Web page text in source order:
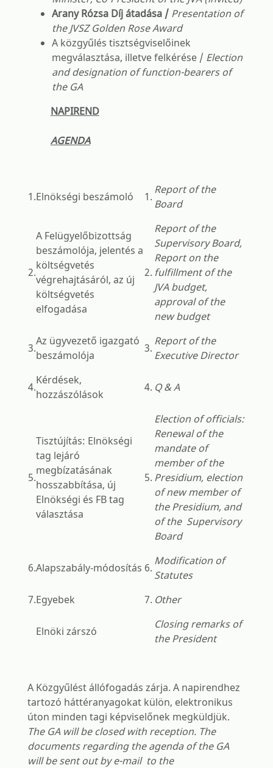
Arany Rózsa Díj átadása / Presentation of
the JVSZ Golden Rose Award
A közgyűlés tisztségviselőinek
megválasztása, illetve felkérése / Election
and designation of function-bearers of
the GA
NAPIREND
AGENDA
1.Elnökségi beszámoló 1.
Report of the
Board
2.
A Felügyelőbizottság
beszámolója, jelentés a
költségvetés
végrehajtásáról, az új
költségvetés
elfogadása
2.
Report of the
Supervisory Board,
Report on the
fulfillment of the
JVA budget,
approval of the
new budget
3.
Az ügyvezető igazgató
beszámolója
3.
Report of the
Executive Director
4.
Kérdések,
hozzászólások
4. Q & A
5.
Tisztújítás: Elnökségi
tag lejáró
megbízatásának
hosszabbítása, új
Elnökségi és FB tag
választása
5.
Election of officials:
Renewal of the
mandate of
member of the
Presidium, election
of new member of
the Presidium, and
of the Supervisory
Board
6.Alapszabály-módosítás 6.
Modification of
Statutes
7.Egyebek 7. Other
Elnöki zárszó
Closing remarks of
the President
A Közgyűlést állófogadás zárja. A napirendhez
tartozó háttéranyagokat külön, elektronikus
úton minden tagi képviselőnek megküldjük.
The GA will be closed with reception. The
documents regarding the agenda of the GA
will be sent out by e-mail to the